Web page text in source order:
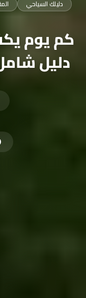
دليلك السياحي
كم يوم
دليل